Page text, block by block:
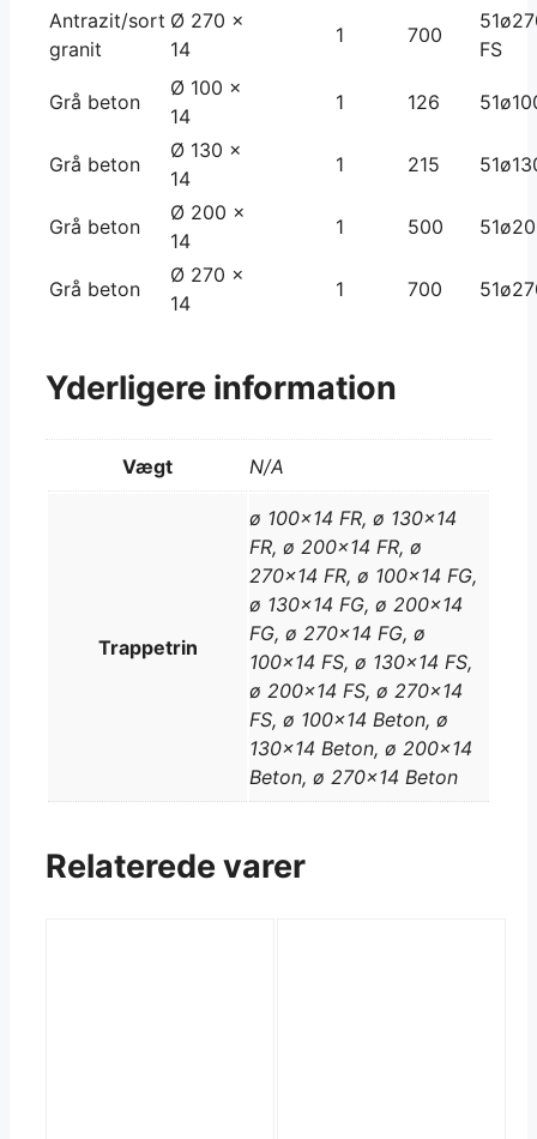
Antrazit/sort
granit
Ø 270 x
14
1 700
FS
Grå beton
Ø 100 x
14
1 126
Grå beton
Ø 130 x
14
1 215
Grå beton
Ø 200 x
14
1 500
Grå beton
Ø 270 x
14
1 700
Yderligere information
Vægt N/A
Trappetrin
ø 100×14 FR, ø 130×14
FR, ø 200×14 FR, ø
270×14 FR, ø 100×14 FG,
ø 130×14 FG, ø 200×14
FG, ø 270×14 FG, ø
100×14 FS, ø 130×14 FS,
ø 200×14 FS, ø 270×14
FS, ø 100×14 Beton, ø
130×14 Beton, ø 200×14
Beton, ø 270×14 Beton
Relaterede varer